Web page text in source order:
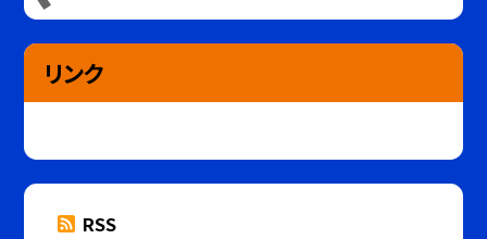
リンク
RSS